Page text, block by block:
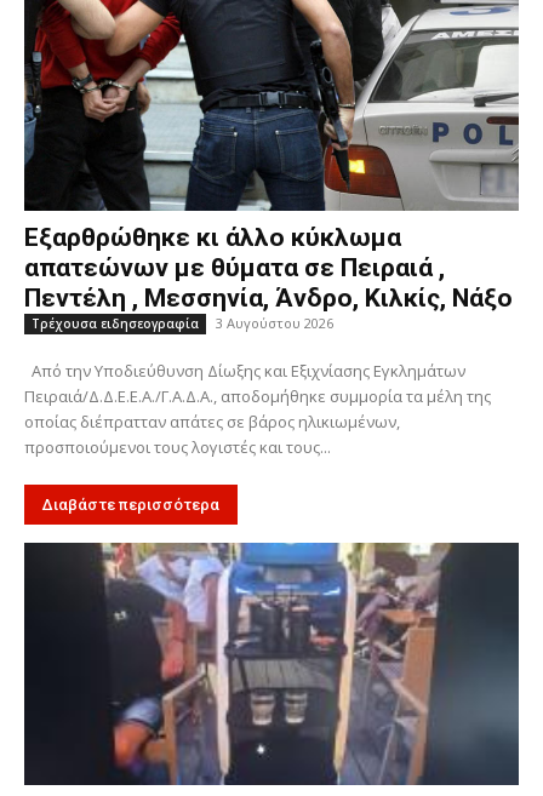
Εξαρθρώθηκε κι άλλο κύκλωμα
απατεώνων με θύματα σε Πειραιά ,
Πεντέλη , Μεσσηνία, Άνδρο, Κιλκίς, Νάξο
Τρέχουσα ειδησεογραφία 3 Αυγούστου 2026
Πειραιά/Δ.Δ.Ε.Ε.Α./Γ.Α.Δ.Α., αποδομήθηκε συμμορία τα μέλη της
οποίας διέπρατταν απάτες σε βάρος ηλικιωμένων,
προσποιούμενοι τους λογιστές και τους...
Διαβάστε περισσότερα